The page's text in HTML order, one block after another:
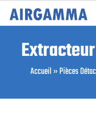
Accueil»Pièces